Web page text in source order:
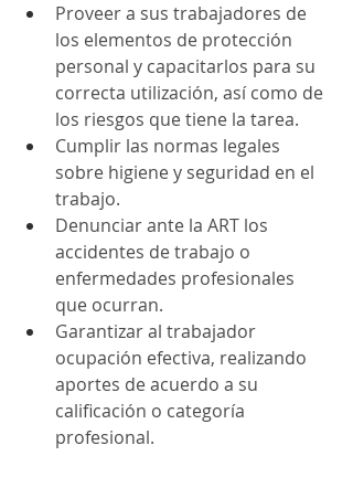
Proveer a sus trabajadores de
los elementos de protección
personal y capacitarlos para su
correcta utilización, así como de
los riesgos que tiene la tarea.
Cumplir las normas legales
sobre higiene y seguridad en el
trabajo.
Denunciar ante la ART los
accidentes de trabajo o
enfermedades profesionales
que ocurran.
Garantizar al trabajador
ocupación efectiva, realizando
aportes de acuerdo a su
calificación o categoría
profesional.